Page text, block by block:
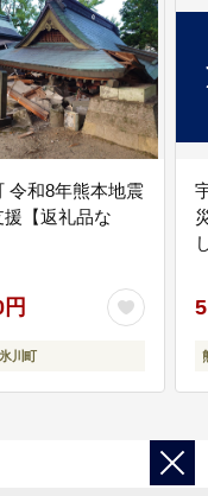
令和8年熊本地震
援【返礼品な
川町